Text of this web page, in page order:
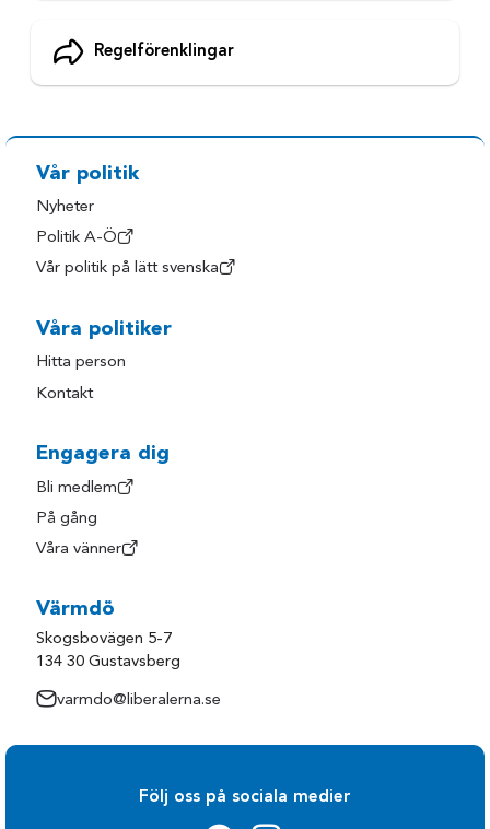
Regelförenklingar
Vår politik
Nyheter
Politik A-Ö
Vår politik på lätt svenska
Våra politiker
Hitta person
Kontakt
Engagera dig
Bli medlem
På gång
Våra vänner
Värmdö
Skogsbovägen 5-7
134 30 Gustavsberg
varmdo@liberalerna.se
Följ oss på sociala medier